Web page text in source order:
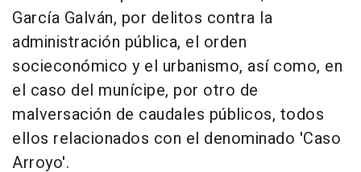
García Galván, por delitos contra la
administración pública, el orden
socieconómico y el urbanismo, así como, en
el caso del munícipe, por otro de
malversación de caudales públicos, todos
ellos relacionados con el denominado 'Caso
Arroyo'.